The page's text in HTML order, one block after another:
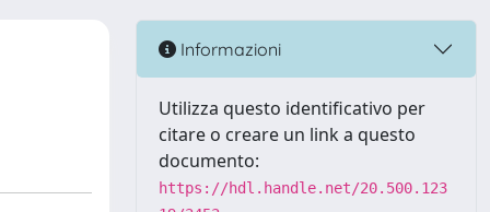
Informazioni
Utilizza questo identificativo per
citare o creare un link a questo
documento:
https://hdl.handle.net/20.500.123